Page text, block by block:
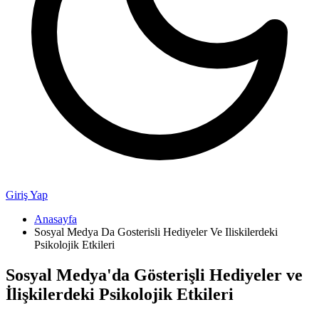
Giriş Yap
Anasayfa
Sosyal Medya Da Gosterisli Hediyeler Ve Iliskilerdeki
Psikolojik Etkileri
Sosyal Medya'da Gösterişli Hediyeler ve
İlişkilerdeki Psikolojik Etkileri